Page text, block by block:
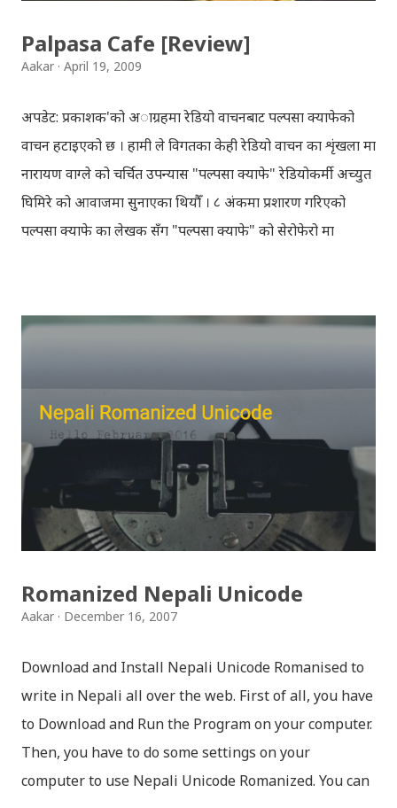
Palpasa Cafe [Review]
Aakar April 19, 2009
अपडेट: प्रकाशक'को अाग्रहमा रेडियो वाचनबाट पल्पसा क्याफेको
वाचन हटाइएको छ । हामी ले विगतका केही रेडियो वाचन का शृंखला मा
नारायण वाग्ले को चर्चित उपन्यास "पल्पसा क्याफे" रेडियोकर्मी अच्युत
घिमिरे को आवाजमा सुनाएका थियौँ । ८ अंकमा प्रशारण गरिएको
पल्पसा क्याफे का लेखक सँग "पल्पसा क्याफे" को सेरोफेरो मा
भेटिएको खण्डमा हामी अवश्य पनि राख्ने नै छौँ । हामीले भनिरहनुपर्दैन,
उपलब्ध गराइदिनुहुने अच्युत घिमिरेलाई धेरै धेरै धन्यवाद । पल्पसा
क्याफे त सुनिसकियो, तर यहाँहरु ले पल्पसा क्याफेलाई कसरी
मुल्यांङ्कन गर्नुभयो थाहा छैन । खैर कुरो जेसुकै होस्, आज यहाँ म केही
साथिहरुको ब्लगमा प्रकाशित "पल्पसा क्याफे" बारे गरिएको
टिप्पणीहरु सहित उपस्थित भएको छु । साथिहरुको ब्लगमा प्रकाशित
भइसकेका कुराहरुलाई एकै ठाउँमा समेट्न...
Romanized Nepali Unicode
Aakar December 16, 2007
Download and Install Nepali Unicode Romanised to
write in Nepali all over the web. First of all, you have
to Download and Run the Program on your computer.
Then, you have to do some settings on your
computer to use Nepali Unicode Romanized. You can